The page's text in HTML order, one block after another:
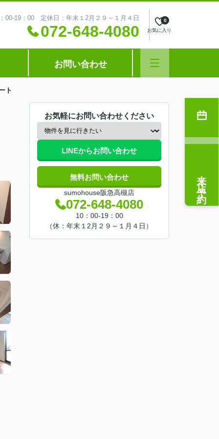
00-19：00 定休日：年末１2月２９～１月４日
072-648-4080 お気に入り
0
お問い合わせ
ト
お気軽にお問い合わせください
LINEからお問い合わせ
無料お問い合わせ
sumohouse阪急高槻店
072-648-4080
10：00-19：00
（休：年末１2月２９～１月４日）
来店予約